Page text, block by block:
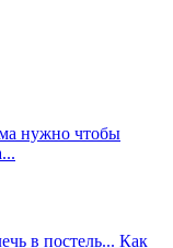
нужно чтобы
в постель... Как